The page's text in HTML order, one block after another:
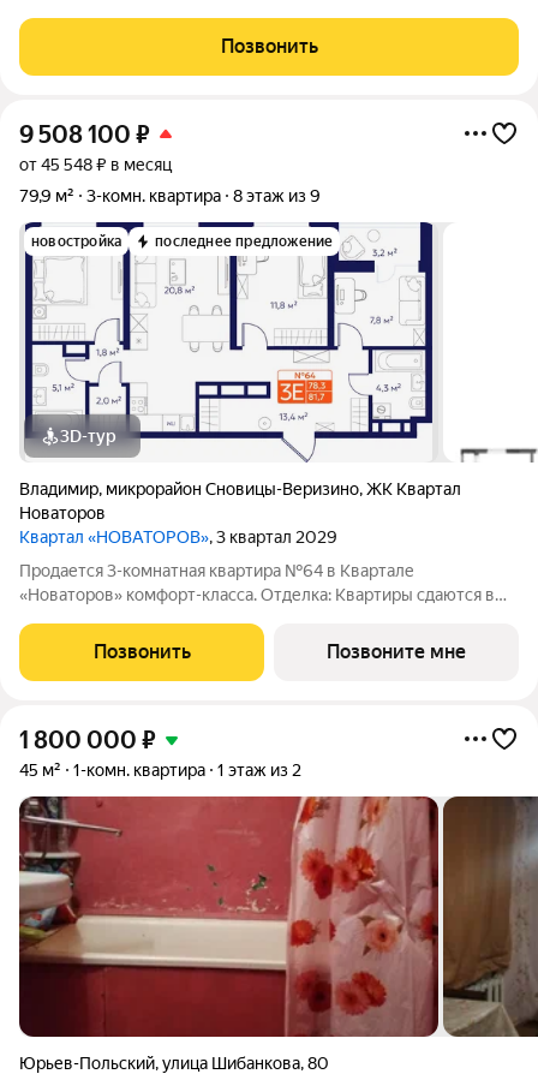
дом, 2000г постройки, находится в центре Владимира,
вдалеке от автодорог. Квартира
Позвонить
9 508 100 ₽
от 45 548 ₽ в месяц
79,9 м²
3-комн. квартира 8 этаж из 9
новостройка последнее предложение
3D-тур
Владимир, микрорайон Сновицы-Веризино,ЖК Квартал
Новаторов
Квартал «НОВАТОРОВ», 3 квартал 2029
Продается 3-комнатная квартира №64 в Квартале
«Новаторов» комфорт-класса. Отделка: Квартиры сдаются в
в комнатах и коридоре, электроразводка по квартире.
Обязательное остекление всех лоджий и
Позвонить Позвоните мне
1 800 000 ₽
45 м² 1-комн. квартира 1 этаж из 2
Юрьев-Польский,улица Шибанкова,80